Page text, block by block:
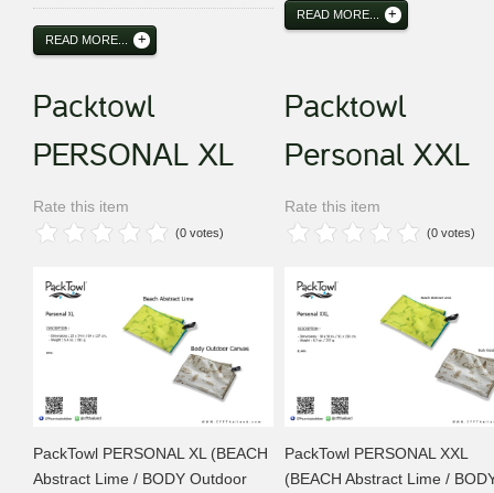
READ MORE...
READ MORE...
Packtowl
PERSONAL XL
Rate this item
(0 votes)
PackTowl PERSONAL XL (BEACH
Abstract Lime / BODY Outdoor
Packtowl
Personal XXL
Rate this item
(0 votes)
PackTowl PERSONAL XXL
(BEACH Abstract Lime /